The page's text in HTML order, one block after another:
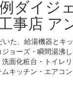
ダイジ
事店 ア
た、給湯機器とキ
ョーズ・瞬間湯沸
面化粧台・トイレ
キッチン・エアコ